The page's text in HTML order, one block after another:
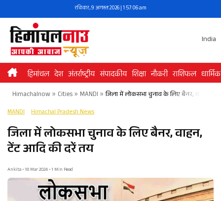
to
content
रविवार, 9 अगस्त 2026 | 1:57:07 am
India
हिमांचल देश अंतर्राष्ट्रीय संपादकीय शिक्षा नौकरी राशिफल धार्मिक
Himachalnow» Cities» MANDI » जिला में लोकसभा चुनाव के लिए बैनर, वाहन,
MANDI Himachal Pradesh News
जिला में लोकसभा चुनाव के लिए बैनर, वाहन,
टेंट आदि की दरें तय
Ankita • 18 Mar 2024 • 1 Min Read